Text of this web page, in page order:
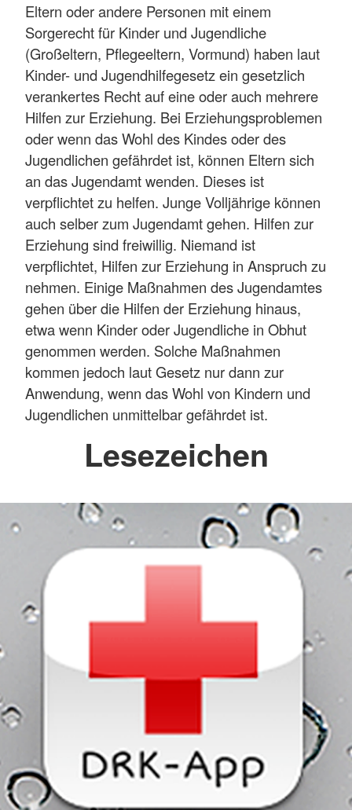
Eltern oder andere Personen mit einem
Sorgerecht für Kinder und Jugendliche
(Großeltern, Pflegeeltern, Vormund) haben laut
Kinder- und Jugendhilfegesetz ein gesetzlich
verankertes Recht auf eine oder auch mehrere
Hilfen zur Erziehung. Bei Erziehungsproblemen
oder wenn das Wohl des Kindes oder des
Jugendlichen gefährdet ist, können Eltern sich
an das Jugendamt wenden. Dieses ist
verpflichtet zu helfen. Junge Volljährige können
auch selber zum Jugendamt gehen. Hilfen zur
Erziehung sind freiwillig. Niemand ist
verpflichtet, Hilfen zur Erziehung in Anspruch zu
nehmen. Einige Maßnahmen des Jugendamtes
gehen über die Hilfen der Erziehung hinaus,
etwa wenn Kinder oder Jugendliche in Obhut
genommen werden. Solche Maßnahmen
kommen jedoch laut Gesetz nur dann zur
Anwendung, wenn das Wohl von Kindern und
Jugendlichen unmittelbar gefährdet ist.
Lesezeichen